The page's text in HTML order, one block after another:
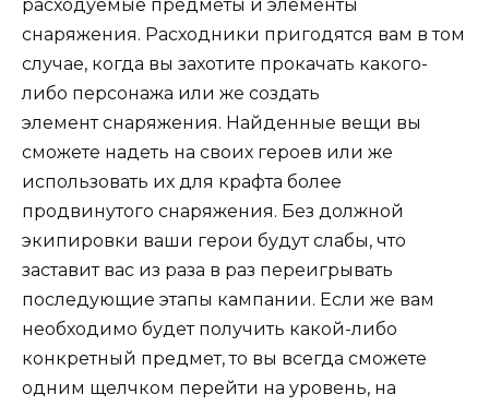
расходуемые предметы и элементы
снаряжения. Расходники пригодятся вам в том
случае, когда вы захотите прокачать какого-
либо персонажа или же создать
элемент снаряжения. Найденные вещи вы
сможете надеть на своих героев или же
использовать их для крафта более
продвинутого снаряжения. Без должной
экипировки ваши герои будут слабы, что
заставит вас из раза в раз переигрывать
последующие этапы кампании. Если же вам
необходимо будет получить какой-либо
конкретный предмет, то вы всегда сможете
одним щелчком перейти на уровень, на